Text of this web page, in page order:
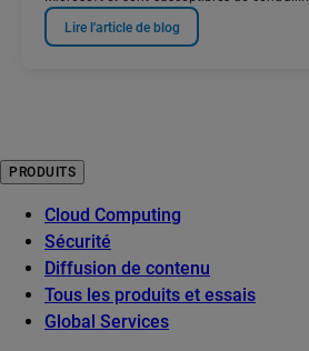
Lire l'article de blog
PRODUITS
Cloud Computing
Sécurité
Diffusion de contenu
Tous les produits et essais
Global Services